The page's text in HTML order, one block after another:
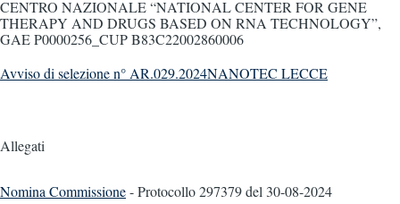
CENTRO NAZIONALE “NATIONAL CENTER FOR GENE
THERAPY AND DRUGS BASED ON RNA TECHNOLOGY”,
GAE P0000256_CUP B83C22002860006
Avviso di selezione n° AR.029.2024NANOTEC LECCE
Allegati
Nomina Commissione- Protocollo 297379del 30-08-2024